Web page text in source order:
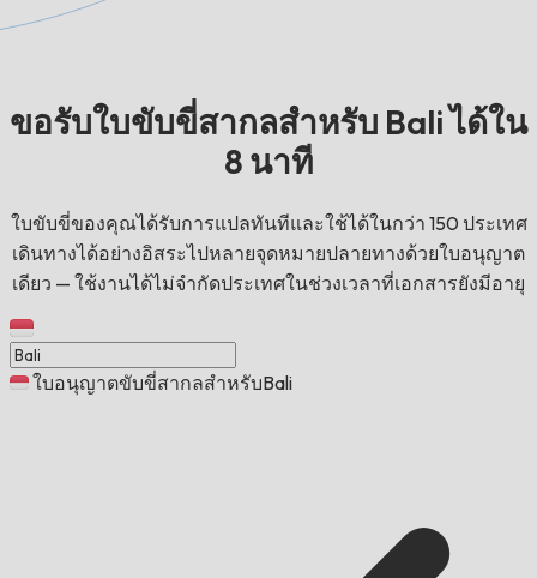
ขอรับใบขับขี่สากลสำหรับ Bali ได้ใน
8 นาที
ใบขับขี่ของคุณได้รับการแปลทันทีและใช้ได้ในกว่า 150 ประเทศ
เดินทางได้อย่างอิสระไปหลายจุดหมายปลายทางด้วยใบอนุญาต
เดียว — ใช้งานได้ไม่จำกัดประเทศในช่วงเวลาที่เอกสารยังมีอายุ
ใบอนุญาตขับขี่สากลสำหรับBali